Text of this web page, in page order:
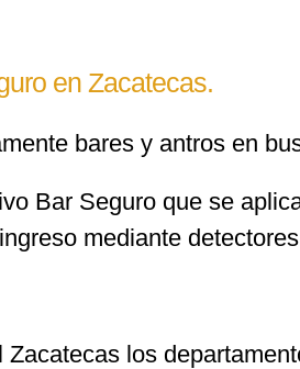
en Zacatecas.
bares y antros en
Bar Seguro que se
mediante
los